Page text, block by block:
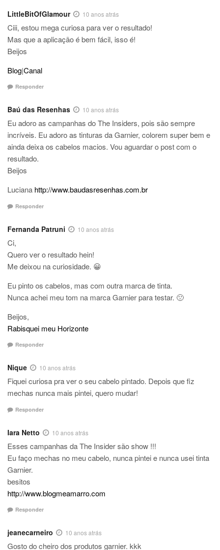
LittleBitOfGlamour 10 anos atrás
Ciii, estou mega curiosa para ver o resultado!
Mas que a aplicação é bem fácil, isso é!
Beijos
Blog|Canal
Responder
Baú das Resenhas 10 anos atrás
Eu adoro as campanhas do The Insiders, pois são sempre
incríveis. Eu adoro as tinturas da Garnier, colorem super bem e
ainda deixa os cabelos macios. Vou aguardar o post com o
resultado.
Beijos
Luciana http://www.baudasresenhas.com.br
Responder
Fernanda Patruni 10 anos atrás
Ci,
Quero ver o resultado hein!
Me deixou na curiosidade. 😀
Eu pinto os cabelos, mas com outra marca de tinta.
Nunca achei meu tom na marca Garnier para testar. 🙁
Beijos,
Rabisquei meu Horizonte
Responder
Nique 10 anos atrás
Fiquei curiosa pra ver o seu cabelo pintado. Depois que fiz
mechas nunca mais pintei, quero mudar!
Responder
Iara Netto 10 anos atrás
Esses campanhas da The Insider são show !!!
Eu faço mechas no meu cabelo, nunca pintei e nunca usei tinta
Garnier.
besitos
http://www.blogmeamarro.com
Responder
jeanecarneiro 10 anos atrás
Gosto do cheiro dos produtos garnier. kkk